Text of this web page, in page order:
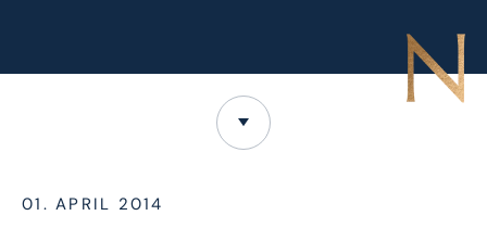
01. APRIL 2014